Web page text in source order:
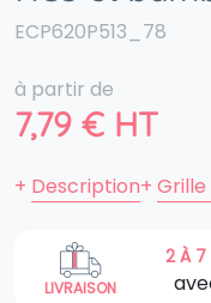
ECP620P513_78
à partir de
7,79 € HT
+ Description+
LIVRAISON
2 À 7